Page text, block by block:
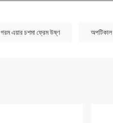
গরম এয়ার চশমা ফ্রেম উষ্ণ